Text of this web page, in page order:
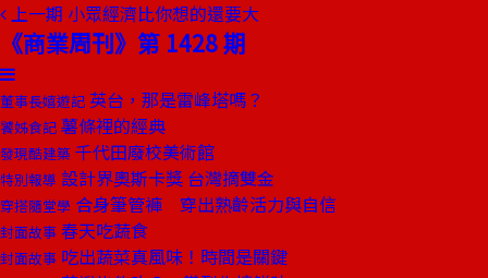
上一期 小眾經濟比你想的還要大
《商業周刊》第 1428 期
董事長嬉遊記 英台，那是雷峰塔嗎？
饕姊食記 薯條裡的經典
發現酷建築 千代田廢校美術館
特別報導 設計界奧斯卡獎 台灣摘雙金
穿搭隨堂學 合身筆管褲 穿出熟齡活力與自信
封面故事 春天吃蔬食
封面故事 吃出蔬菜真風味！時間是關鍵